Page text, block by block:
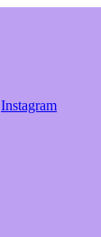
Instagram